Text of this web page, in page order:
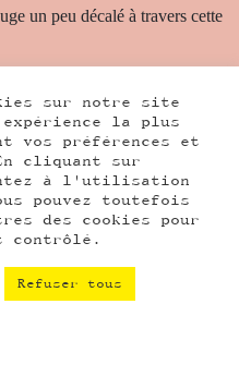
un peu décalé à travers cette
communication de la Nagra
sur notre site
la plus
vos préférences et
cliquant sur
à l'utilisation
pouvez toutefois
des cookies pour
contrôlé.
Refuser tous